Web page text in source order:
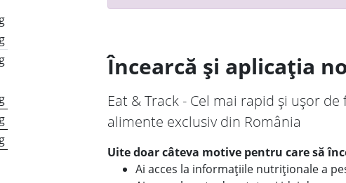
Încearcă și aplicația
Eat & Track - Cel mai rapid și ușor
alimente exclusiv din România
Uite doar câteva motive pentru care să
Ai acces la informațiile nutriționale a